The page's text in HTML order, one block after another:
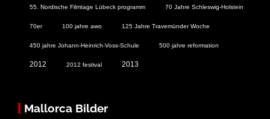
55. Nordische Filmtage Lübeck programm 70 Jahre Schleswig-Holstein
70er 100 jahre awo 125 Jahre Travemünder Woche
450 jahre Johann-Heinrich-Voss-Schule 500 jahre reformation
2012 2012 festival 2013
Mallorca Bilder